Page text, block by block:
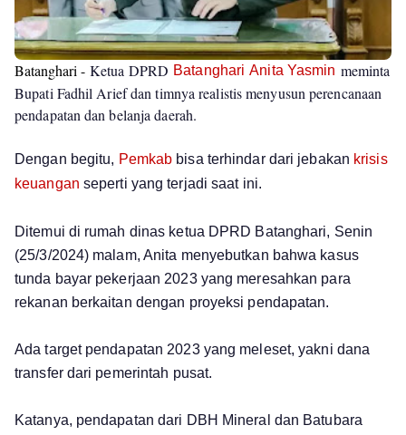
Batanghari - Ketua DPRD Batanghari Anita Yasmin meminta
Bupati Fadhil Arief dan timnya realistis menyusun perencanaan
pendapatan dan belanja daerah.
Dengan begitu, Pemkab bisa terhindar dari jebakan krisis
keuangan seperti yang terjadi saat ini.
Ditemui di rumah dinas ketua DPRD Batanghari, Senin
(25/3/2024) malam, Anita menyebutkan bahwa kasus
tunda bayar pekerjaan 2023 yang meresahkan para
rekanan berkaitan dengan proyeksi pendapatan.
Ada target pendapatan 2023 yang meleset, yakni dana
transfer dari pemerintah pusat.
Katanya, pendapatan dari DBH Mineral dan Batubara